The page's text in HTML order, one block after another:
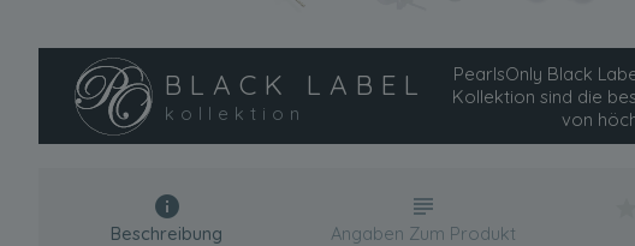
BLACK LABEL
kollektion
PearlsOnly Black
Kollektion sind die
von
Beschreibung Angaben Zum Produkt